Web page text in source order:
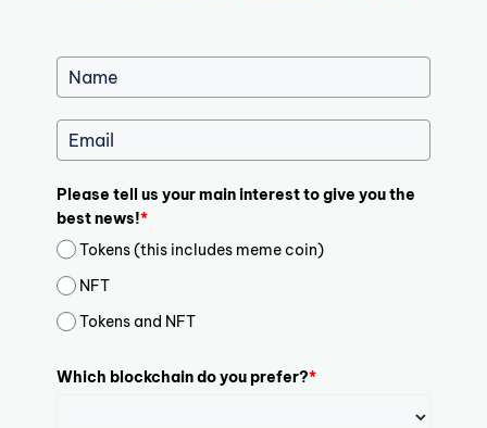
Please tell us your main interest to give you the
best news!*
Tokens (this includes meme coin)
NFT
Tokens and NFT
Which blockchain do you prefer?*